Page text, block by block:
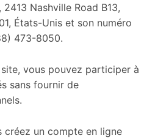
Nashville Road B13,
États-Unis et son numéro
473-8050.
vous pouvez participer à
sans fournir de
créez un compte en ligne